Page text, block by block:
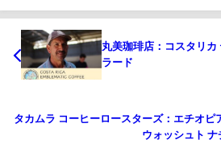
丸美珈琲店：コスタリ
ラード
タカムラ コーヒーロースターズ：エチオピ
ウォッシュト ナ